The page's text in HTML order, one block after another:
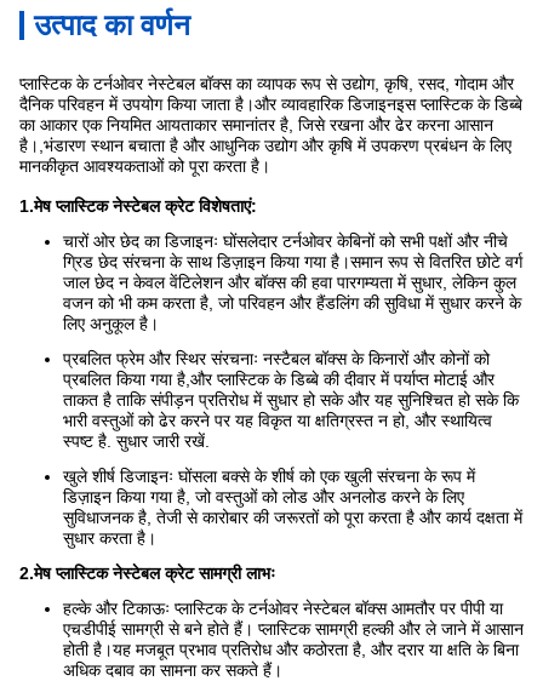
उत्पाद का वर्णन
प्लास्टिक के टर्नओवर नेस्टेबल बॉक्स का व्यापक रूप से उद्योग, कृषि, रसद, गोदाम और
दैनिक परिवहन में उपयोग किया जाता है।और व्यावहारिक डिजाइनइस प्लास्टिक के डिब्बे
का आकार एक नियमित आयताकार समानांतर है, जिसे रखना और ढेर करना आसान
है।,भंडारण स्थान बचाता है और आधुनिक उद्योग और कृषि में उपकरण प्रबंधन के लिए
मानकीकृत आवश्यकताओं को पूरा करता है।
1.मेष प्लास्टिक नेस्टेबल क्रेट विशेषताएं:
चारों ओर छेद का डिजाइनः घोंसलेदार टर्नओवर केबिनों को सभी पक्षों और नीचे
ग्रिड छेद संरचना के साथ डिज़ाइन किया गया है।समान रूप से वितरित छोटे वर्ग
जाल छेद न केवल वेंटिलेशन और बॉक्स की हवा पारगम्यता में सुधार, लेकिन कुल
वजन को भी कम करता है, जो परिवहन और हैंडलिंग की सुविधा में सुधार करने के
लिए अनुकूल है।
प्रबलित फ्रेम और स्थिर संरचनाः नस्टैबल बॉक्स के किनारों और कोनों को
प्रबलित किया गया है,और प्लास्टिक के डिब्बे की दीवार में पर्याप्त मोटाई और
ताकत है ताकि संपीड़न प्रतिरोध में सुधार हो सके और यह सुनिश्चित हो सके कि
भारी वस्तुओं को ढेर करने पर यह विकृत या क्षतिग्रस्त न हो, और स्थायित्व
स्पष्ट है. सुधार जारी रखें.
खुले शीर्ष डिजाइनः घोंसला बक्से के शीर्ष को एक खुली संरचना के रूप में
डिज़ाइन किया गया है, जो वस्तुओं को लोड और अनलोड करने के लिए
सुविधाजनक है, तेजी से कारोबार की जरूरतों को पूरा करता है और कार्य दक्षता में
सुधार करता है।
2.मेष प्लास्टिक नेस्टेबल क्रेट सामग्री लाभः
हल्के और टिकाऊः प्लास्टिक के टर्नओवर नेस्टेबल बॉक्स आमतौर पर पीपी या
एचडीपीई सामग्री से बने होते हैं। प्लास्टिक सामग्री हल्की और ले जाने में आसान
होती है।यह मजबूत प्रभाव प्रतिरोध और कठोरता है, और दरार या क्षति के बिना
अधिक दबाव का सामना कर सकते हैं।